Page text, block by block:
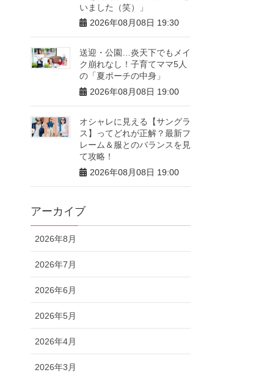
いました（笑）」
2026年08月08日 19:30
送迎・公園…炎天下でもメイ
ク崩れなし！子育てママ5人
の「夏ポーチの中身」
2026年08月08日 19:00
オシャレに見える【サングラ
ス】ってどれが正解？最新フ
レーム＆服とのバランスを見
て攻略！
2026年08月08日 19:00
アーカイブ
2026年8月
2026年7月
2026年6月
2026年5月
2026年4月
2026年3月